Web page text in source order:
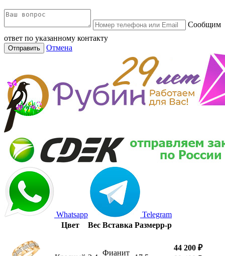
Сообщим
ответ по указанному контакту
Отправить Отмена
Whatsapp
Telegram
Цвет
Вес Вставка Размерр-р
Фианит
44 200 ₽